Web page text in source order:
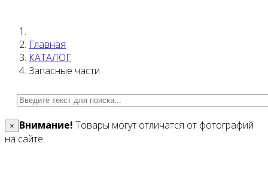
Главная
КАТАЛОГ
Запасные части
× Внимание! Товары могут отличатся от фотографий
на сайте.